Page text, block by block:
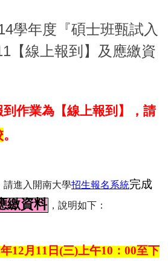
學年度『碩士班甄試入
【線上報到】及應繳資
到作業為【線上報到】，請
。
請進入開南大學招生報名系統完成
繳資料 ，說明如下：
年12月 11 日(三)上午10 ： 00至下